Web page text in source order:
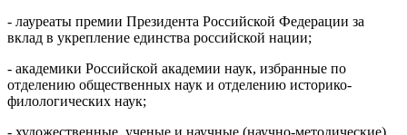
- лауреаты премии Президента Российской Федерации за
вклад в укрепление единства российской нации;
- академики Российской академии наук, избранные по
отделению общественных наук и отделению историко-
филологических наук;
- художественные, ученые и научные (научно-методические)